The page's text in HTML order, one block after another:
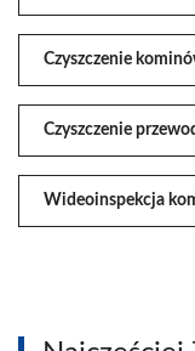
Czyszczenie
Czyszczenie
Wideoinspekcja